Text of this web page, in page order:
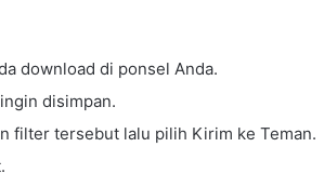
download di ponsel Anda.
disimpan.
filter tersebut lalu pilih Kirim ke Teman.